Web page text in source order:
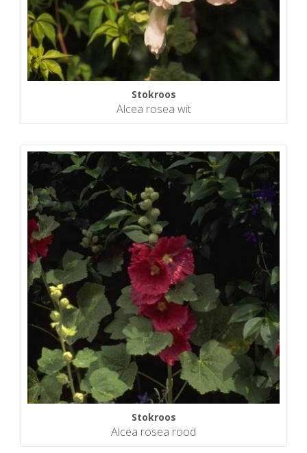
Stokroos
Alcea rosea wit
Stokroos
Alcea rosea rood